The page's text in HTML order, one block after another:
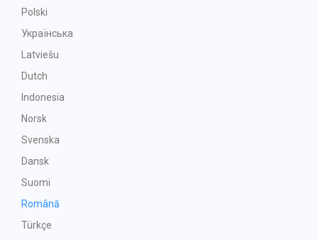
Polski
Українська
Latviešu
Dutch
Indonesia
Norsk
Svenska
Dansk
Suomi
Română
Türkçe